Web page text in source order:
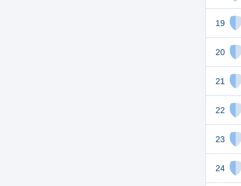
19
20
21
22
23
24